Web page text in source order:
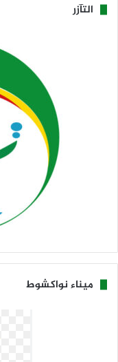
التآزر
ميناء نواكشوط